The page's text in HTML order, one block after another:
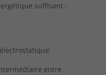
suffisant :
entre